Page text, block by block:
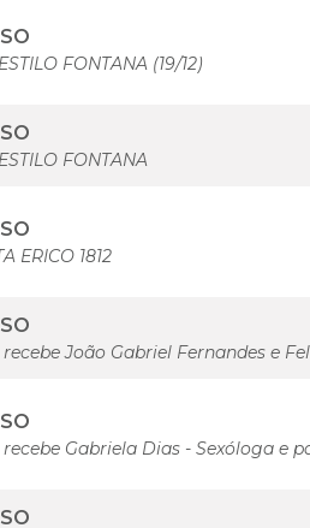
FONTANA (19/12)
FONTANA
ERICO 1812
recebe João Gabriel Fernandes e
recebe Gabriela Dias - Sexóloga e